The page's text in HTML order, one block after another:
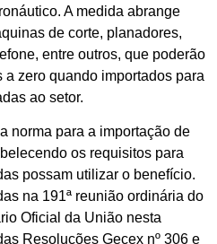
A medida abrange
de corte, planadores,
entre outros, que poderão
zero quando importados para
ao setor.
norma para a importação de
os requisitos para
possam utilizar o benefício.
na 191ª reunião ordinária do
Oficial da União nesta
Resoluções Gecex nº 306 e